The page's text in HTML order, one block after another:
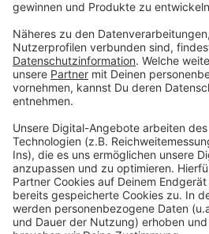
erneuert Werden. Und in Xanten
Fahrbahnsanierung und neuer
L480 mit Landesgeldern
Anzeige
Anzeige